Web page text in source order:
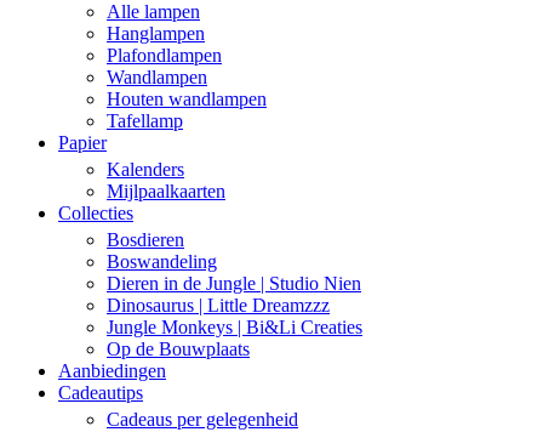
Alle lampen
Hanglampen
Plafondlampen
Wandlampen
Houten wandlampen
Tafellamp
Papier
Kalenders
Mijlpaalkaarten
Collecties
Bosdieren
Boswandeling
Dieren in de Jungle | Studio Nien
Dinosaurus | Little Dreamzzz
Jungle Monkeys | Bi&Li Creaties
Op de Bouwplaats
Aanbiedingen
Cadeautips
Cadeaus per gelegenheid